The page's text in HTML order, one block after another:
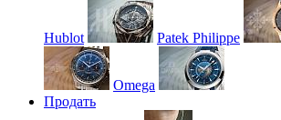
Hublot Patek Philippe
Omega
Продать